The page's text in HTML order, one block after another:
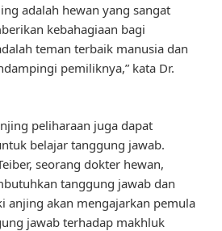
adalah hewan yang sangat
kebahagiaan bagi
teman terbaik manusia dan
pemiliknya,” kata Dr.
peliharaan juga dapat
belajar tanggung jawab.
seorang dokter hewan,
tanggung jawab dan
anjing akan mengajarkan pemula
jawab terhadap makhluk